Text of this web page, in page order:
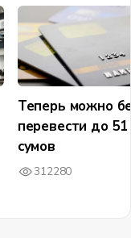
Теперь можно
перевести до
сумов
312280